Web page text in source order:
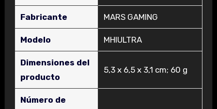
Fabricante ‎MARS GAMING
Modelo ‎MHIULTRA
Dimensiones del
producto
‎5,3 x 6,5 x 3,1 cm; 60 g
Número de